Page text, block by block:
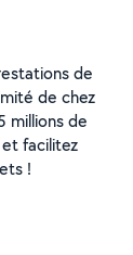
de
de chez
millions de
facilitez
!